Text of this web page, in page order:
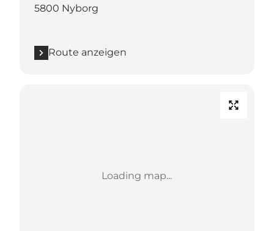
5800 Nyborg
Route anzeigen
Loading map...